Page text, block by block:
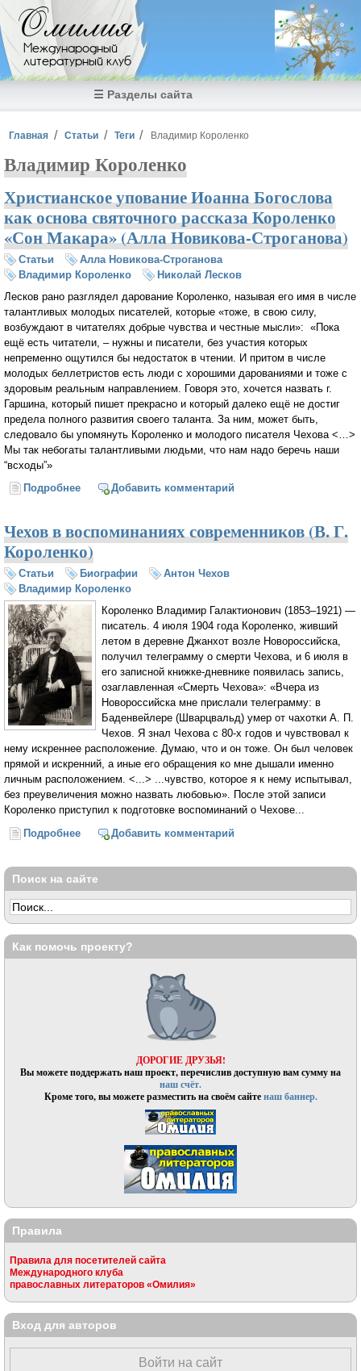
Перейти к основному содержанию
Омилия
Международный
литературный клуб
☰ Разделы сайта
Вы здесь
Главная Статьи Теги Владимир Короленко
Владимир Короленко
Христианское упование Иоанна Богослова
как основа святочного рассказа Короленко
«Сон Макара» (Алла Новикова-Строганова)
Статьи
Алла Новикова-Строганова
Владимир Короленко
Николай Лесков
Лесков рано разглядел дарование Короленко, называя его имя в числе
талантливых молодых писателей, которые «тоже, в свою силу,
возбуждают в читателях добрые чувства и честные мысли»: «Пока
ещё есть читатели, – нужны и писатели, без участия которых
непременно ощутился бы недостаток в чтении. И притом в числе
молодых беллетристов есть люди с хорошими дарованиями и тоже с
здоровым реальным направлением. Говоря это, хочется назвать г.
Гаршина, который пишет прекрасно и который далеко ещё не достиг
предела полного развития своего таланта. За ним, может быть,
следовало бы упомянуть Короленко и молодого писателя Чехова <…>
Мы так небогаты талантливыми людьми, что нам надо беречь наши
“всходы”»
Подробнее о Христианское упование Иоанна Богослова как
Добавить комментарий
Чехов в воспоминаниях современников (В. Г.
Короленко)
Статьи Биографии
Антон Чехов
Владимир Короленко
Короленко Владимир Галактионович (1853–1921) —
писатель. 4 июля 1904 года Короленко, живший
летом в деревне Джанхот возле Новороссийска,
получил телеграмму о смерти Чехова, и 6 июля в
его записной книжке-дневнике появилась запись,
озаглавленная «Смерть Чехова»: «Вчера из
Новороссийска мне прислали телеграмму: в
Баденвейлере (Шварцвальд) умер от чахотки А. П.
Чехов. Я знал Чехова с 80-х годов и чувствовал к
нему искреннее расположение. Думаю, что и он тоже. Он был человек
прямой и искренний, а иные его обращения ко мне дышали именно
личным расположением. <...> ...чувство, которое я к нему испытывал,
без преувеличения можно назвать любовью». После этой записи
Короленко приступил к подготовке воспоминаний о Чехове...
Подробнее о Чехов в воспоминаниях современников (В. Г.
Добавить комментарий
Поиск на сайте
Как помочь проекту?
ДОРОГИЕ ДРУЗЬЯ!
Вы можете поддержать наш проект, перечислив доступную вам сумму на
наш счёт.
Кроме того, вы можете разместить на своём сайтенаш баннер.
Правила
Правила для посетителей сайта
Международного клуба
православных литераторов «Омилия»
Вход для авторов
Войти на сайт